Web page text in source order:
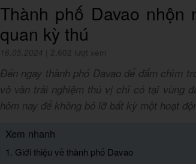
Thành phố Davao nhộn
quan kỳ thú
16.05.2024 2,602 lượt xem
Đến ngay thành phố Davao để đắm chìm
vô vàn trải nghiệm thú vị chỉ có tại vùng
hôm nay để không bỏ lỡ bất kỳ một hoạt
Xem nhanh
1. Giới thiệu về thành phố Davao